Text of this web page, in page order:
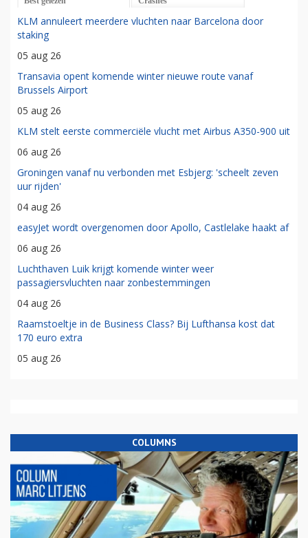
KLM annuleert meerdere vluchten naar Barcelona door
staking
05 aug 26
Transavia opent komende winter nieuwe route vanaf
Brussels Airport
05 aug 26
KLM stelt eerste commerciële vlucht met Airbus A350-900 uit
06 aug 26
Groningen vanaf nu verbonden met Esbjerg: 'scheelt zeven
uur rijden'
04 aug 26
easyJet wordt overgenomen door Apollo, Castlelake haakt af
06 aug 26
Luchthaven Luik krijgt komende winter weer
passagiersvluchten naar zonbestemmingen
04 aug 26
Raamstoeltje in de Business Class? Bij Lufthansa kost dat
170 euro extra
05 aug 26
COLUMNS